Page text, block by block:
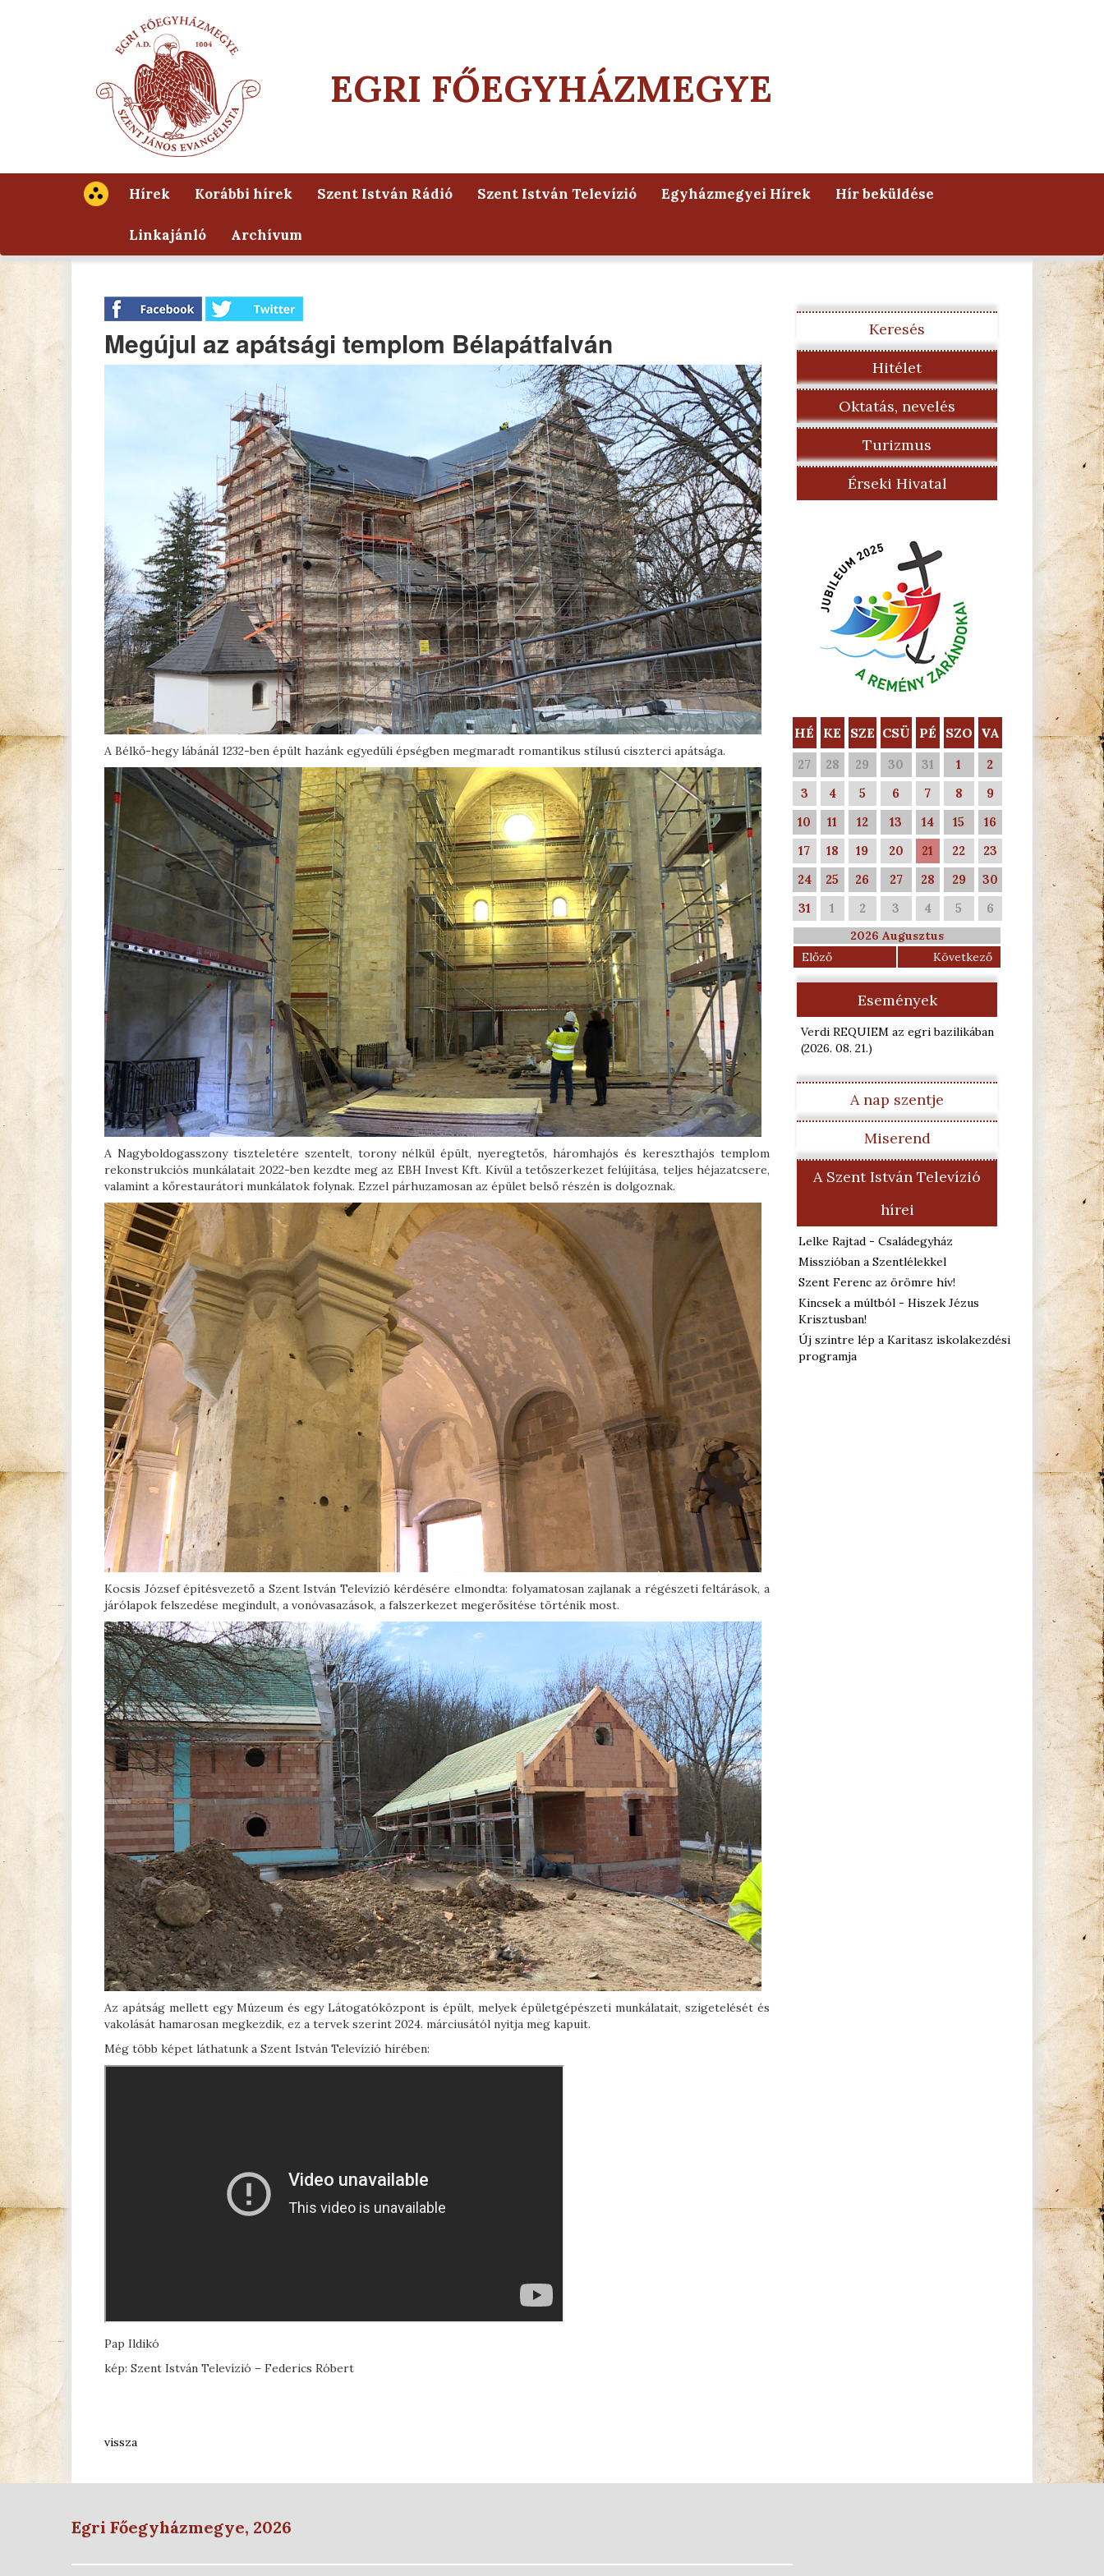
EGRI FŐEGYHÁZMEGYE
Hírek Korábbi hírek Szent István Rádió Szent István Televízió Egyházmegyei Hírek Hír beküldése
Linkajánló Archívum
Megújul az apátsági templom Bélapátfalván
A Bélkő-hegy lábánál 1232-ben épült hazánk egyedüli épségben megmaradt romantikus stílusú ciszterci apátsága.
A Nagyboldogasszony tiszteletére szentelt, torony nélkül épült, nyeregtetős, háromhajós és kereszthajós templom
rekonstrukciós munkálatait 2022-ben kezdte meg az EBH Invest Kft. Kívül a tetőszerkezet felújítása, teljes héjazatcsere,
valamint a kőrestaurátori munkálatok folynak. Ezzel párhuzamosan az épület belső részén is dolgoznak.
Kocsis József építésvezető a Szent István Televízió kérdésére elmondta: folyamatosan zajlanak a régészeti feltárások, a
járólapok felszedése megindult, a vonóvasazások, a falszerkezet megerősítése történik most.
Az apátság mellett egy Múzeum és egy Látogatóközpont is épült, melyek épületgépészeti munkálatait, szigetelését és
vakolását hamarosan megkezdik, ez a tervek szerint 2024. márciusától nyitja meg kapuit.
Még több képet láthatunk a Szent István Televízió hírében:
Pap Ildikó
kép: Szent István Televízió – Federics Róbert
vissza
Keresés
Hitélet
Oktatás, nevelés
Turizmus
Érseki Hivatal
HÉ KE SZE CSÜ PÉ SZO VA
27 28 29 30 31 1
2
3
4 5 6 7 8
9
10
11 12 13 14 15
16
17
18 19 20 21 22
23
24
25 26 27 28 29
30
31
1 2 3 4 5 6
2026 Augusztus
Előző
Következő
Események
Verdi REQUIEM az egri bazilikában
(2026. 08. 21.)
A nap szentje
Miserend
A Szent István Televízió
hírei
Lelke Rajtad - Családegyház
Misszióban a Szentlélekkel
Szent Ferenc az örömre hív!
Kincsek a múltból - Hiszek Jézus
Krisztusban!
Új szintre lép a Karitasz iskolakezdési
programja
Egri Főegyházmegye, 2026